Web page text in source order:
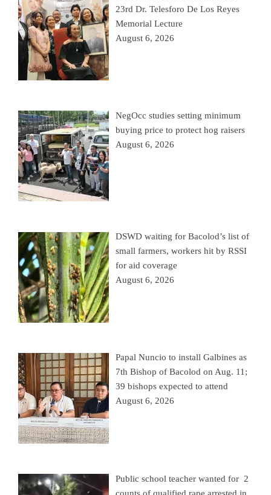
23rd Dr. Telesforo De Los Reyes
Memorial Lecture
August 6, 2026
NegOcc studies setting minimum
buying price to protect hog raisers
August 6, 2026
DSWD waiting for Bacolod’s list of
small farmers, workers hit by RSSI
for aid coverage
August 6, 2026
Papal Nuncio to install Galbines as
7th Bishop of Bacolod on Aug. 11;
39 bishops expected to attend
August 6, 2026
Public school teacher wanted for 2
counts of qualified rape arrested in